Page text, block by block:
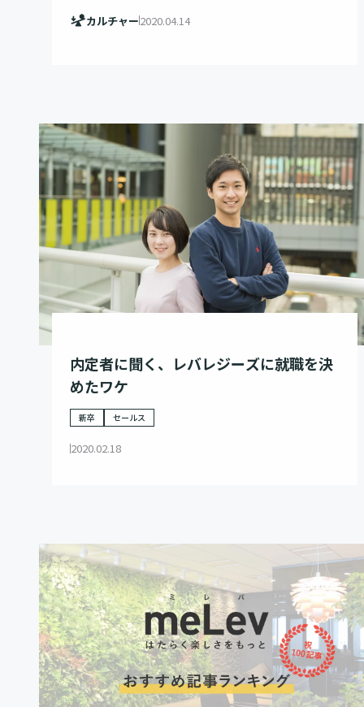
カルチャー2020.04.14
内定者に聞く、レバレジーズに就職を決
めたワケ
新卒 セールス
2020.02.18